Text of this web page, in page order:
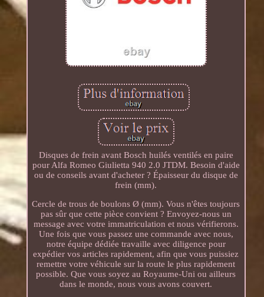
Disques de frein avant Bosch huilés ventilés en paire
pour Alfa Romeo Giulietta 940 2.0 JTDM. Besoin d'aide
ou de conseils avant d'acheter ? Épaisseur du disque de
frein (mm).
Cercle de trous de boulons Ø (mm). Vous n'êtes toujours
pas sûr que cette pièce convient ? Envoyez-nous un
message avec votre immatriculation et nous vérifierons.
Une fois que vous passez une commande avec nous,
notre équipe dédiée travaille avec diligence pour
expédier vos articles rapidement, afin que vous puissiez
remettre votre véhicule sur la route le plus rapidement
possible. Que vous soyez au Royaume-Uni ou ailleurs
dans le monde, nous vous avons couvert.